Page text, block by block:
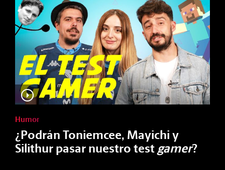
Humor
¿Podrán Toniemcee, Mayichi y
Silithur pasar nuestro testgamer?